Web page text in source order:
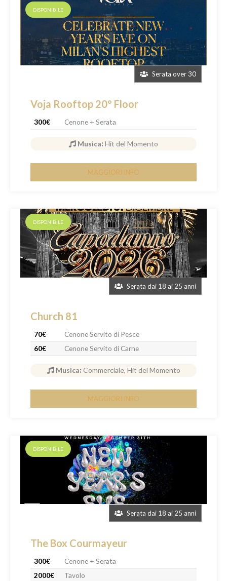
Serata over 30
DISPONIBILE
Voja Rooftop 20° Floor
300€ Cenone + Serata
Musica: Hit del Momento
MAGGIORI INFO
Serata dai 18 ai 25 anni
DISPONIBILE
Church 81
70€
Cenone Servito di Pesce
60€
Cenone Servito di Carne
Musica: Commerciale, Hit del Momento
MAGGIORI INFO
Serata dai 18 ai 25 anni
DISPONIBILE
The Box Courmayeur
300€
Cenone + Serata
2000€
Tavolo